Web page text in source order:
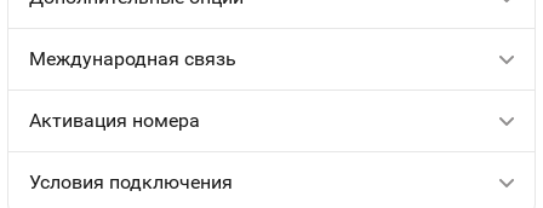
Международная связь
Aктивация номера
Условия подключения